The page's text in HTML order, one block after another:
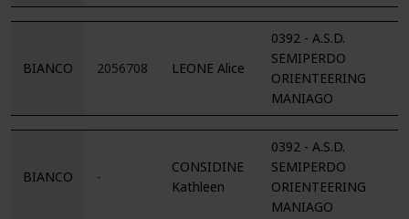
BIANCO 2056708 LEONE Alice
0392 - A.S.D.
SEMIPERDO
ORIENTEERING
MANIAGO
BIANCO -
CONSIDINE
Kathleen
0392 - A.S.D.
SEMIPERDO
ORIENTEERING
MANIAGO